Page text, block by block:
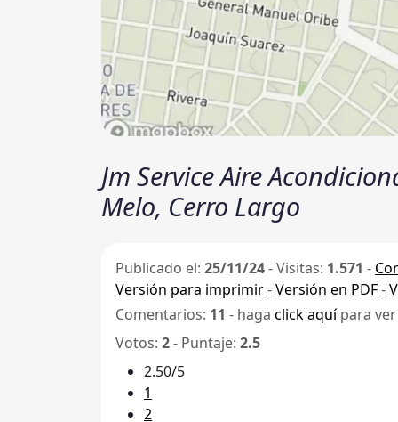
Jm Service Aire
Melo, Cerro Largo
Publicado el: 25/11/24-Visitas: 1.571 -
Versión para imprimir-Versión en PDF-
Comentarios: 11 - haga click aquípara
Votos: 2- Puntaje: 2.5
2.50/5
1
2